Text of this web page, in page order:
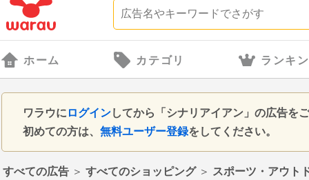
ホーム カテゴリ ランキ
ワラウに ログインしてから「シナリアイアン」の広告を
初めての方は、 無料ユーザー登録をしてください。
すべての広告 ＞ すべてのショッピング＞ スポーツ・アウト